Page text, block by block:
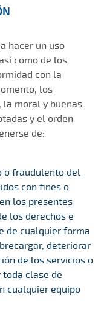
hacer un uso
como de los
con la
los
la moral y buenas
y el orden
de:
o fraudulento del
con fines o
los presentes
los derechos e
de cualquier forma
deteriorar
de los servicios o
clase de
cualquier equipo